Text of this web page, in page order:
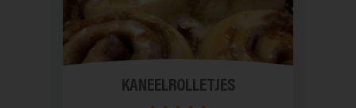
KANEELROLLETJES